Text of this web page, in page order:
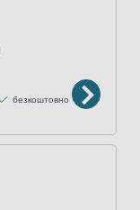
безкоштовно